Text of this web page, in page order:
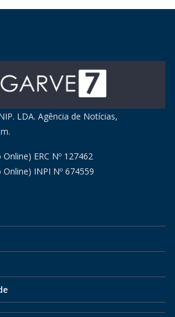
LDA. Agência de Notícias,
ERC Nº 127462
INPI Nº 674559